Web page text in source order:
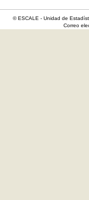
© ESCALE - Unidad de
Correo